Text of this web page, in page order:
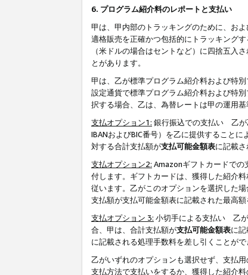
6. プログラム紹介料のレポートと支払い
甲は、甲内部のトラッキングのために、お
適格販売を正確かつ包括的にトラッキング
（米ドルの場合はセントなど）に四捨五入
とがあります。
甲は、乙が標準プログラム紹介料および特
設定通貨で標準プログラム紹介料および特
択する場合、乙は、為替レートは甲の運用
支払オプション1: 銀行振込での支払い 乙が
IBANおよびBIC番号）を乙に提供すること
対する合計支払額が支払可能金額表に記載
支払オプション2: Amazonギフトカードで
付します。ギフトカードは、獲得した紹介
従います。乙がこのオプションを選択した
支払額が支払可能金額表に記載された最高
支払オプション 3: 小切手による支払い 乙が
合、甲は、合計支払額が支払可能金額表に
に記載される処理手数料を差し引くことがで
乙がいずれのオプションも選択せず、支払
支払方法で支払いをするか、獲得した紹介